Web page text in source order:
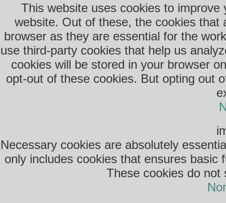
This website uses cookies to
website. Out of these, the cookies that
browser as they are essential for the
use third-party cookies that help us
cookies will be stored in your browser
opt-out of these cookies. But opting out
Necessary cookies are absolutely
only includes cookies that ensures
These cookies do not